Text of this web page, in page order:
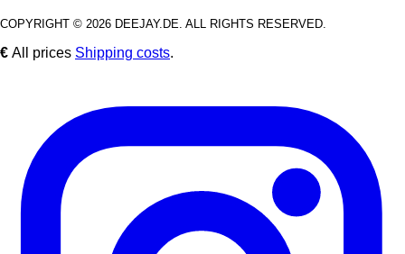
COPYRIGHT © 2026 DEEJAY.DE. ALL RIGHTS RESERVED.
€ All prices Shipping costs.